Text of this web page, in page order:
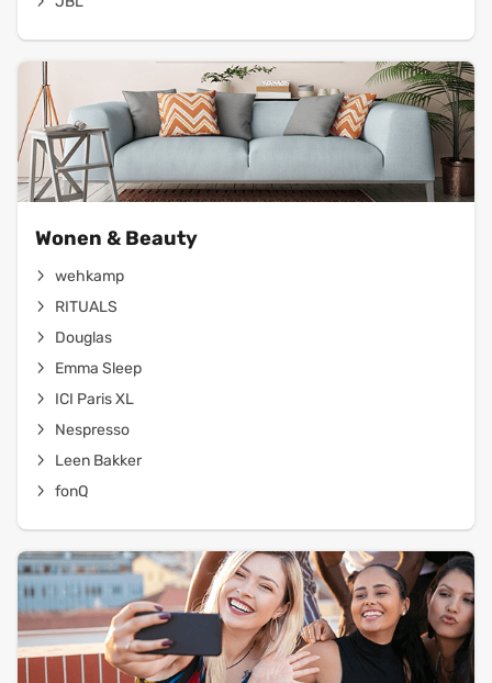
Wonen & Beauty
wehkamp
RITUALS
Douglas
Emma Sleep
ICI Paris XL
Nespresso
Leen Bakker
fonQ